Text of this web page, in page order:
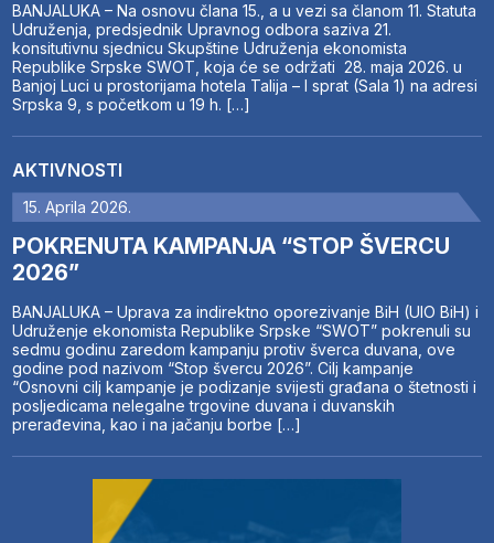
BANJALUKA – Na osnovu člana 15., a u vezi sa članom 11. Statuta
Udruženja, predsjednik Upravnog odbora saziva 21.
konsitutivnu sjednicu Skupštine Udruženja ekonomista
Republike Srpske SWOT, koja će se održati 28. maja 2026. u
Banjoj Luci u prostorijama hotela Talija – I sprat (Sala 1) na adresi
Srpska 9, s početkom u 19 h. […]
AKTIVNOSTI
15. Aprila 2026.
POKRENUTA KAMPANJA “STOP ŠVERCU
2026”
BANJALUKA – Uprava za indirektno oporezivanje BiH (UIO BiH) i
Udruženje ekonomista Republike Srpske “SWOT” pokrenuli su
sedmu godinu zaredom kampanju protiv šverca duvana, ove
godine pod nazivom “Stop švercu 2026”. Cilj kampanje
“Osnovni cilj kampanje je podizanje svijesti građana o štetnosti i
posljedicama nelegalne trgovine duvana i duvanskih
prerađevina, kao i na jačanju borbe […]